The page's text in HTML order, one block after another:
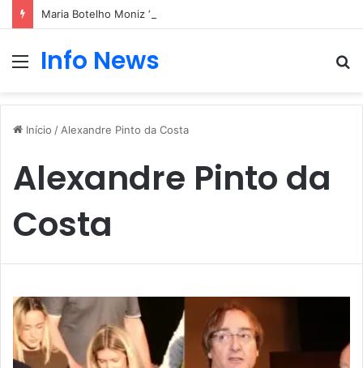
Maria Botelho Moniz “interrompe” confessionário
Menu
Info News
Início / Alexandre Pinto da Costa
Alexandre Pinto da
Costa